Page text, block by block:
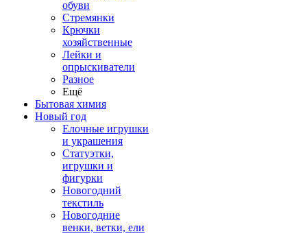
обуви
Стремянки
Крючки
хозяйственные
Лейки и
опрыскиватели
Разное
Ещё
Бытовая химия
Новый год
Елочные игрушки
и украшения
Статуэтки,
игрушки и
фигурки
Новогодний
текстиль
Новогодние
венки, ветки, ели